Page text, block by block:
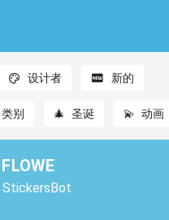
设计者 新的
类别 🎄 圣诞 💫 动画
FLOWE
StickersBot